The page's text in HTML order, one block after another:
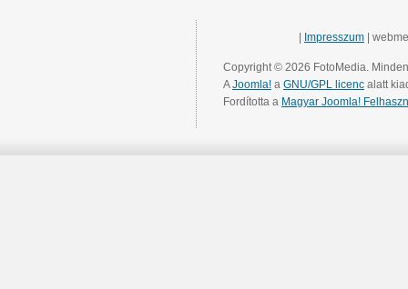
Impresszum |
Copyright © 2026 FotoMedia.
AJoomla! a GNU/GPL licenc alatt
Fordította a Magyar Joomla!